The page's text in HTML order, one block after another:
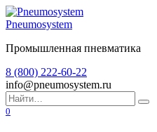
Перейти
к
Pneumosystem
Промышленная пневматика
8 (800) 222-60-22
info@pneumosystem.ru
Search
for:
0